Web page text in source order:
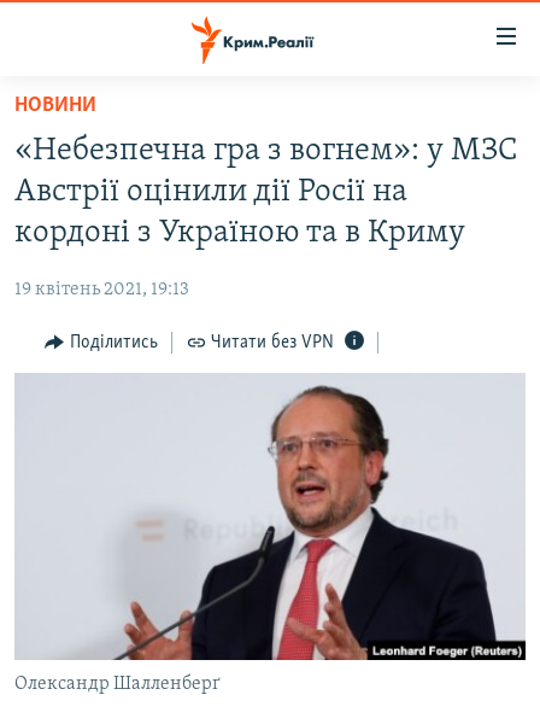
Перейти
основного
матеріалу
Перейти
до
основної
Перейти
до
НОВИНИ
ВІДЕО ТА ФОТО
БЛОГИ
ПОГЛЯД
СВІДЧЕННЯ ОКУПАЦІЇ
УКРАЇНСЬКА ПРОБЛЕМА КРИМУ
ІНФОГРАФІКА
ЯК ОБІЙТИ БЛОКУВАННЯ
ДОЛУЧАЙСЯ!
НОВИНИ
«Небезпечна гра з вогнем»: у МЗС
Австрії оцінили дії Росії на
кордоні з Україною та в Криму
19 квітень 2021, 19:13
Поділитись Читати без VPN
Олександр Шалленберґ